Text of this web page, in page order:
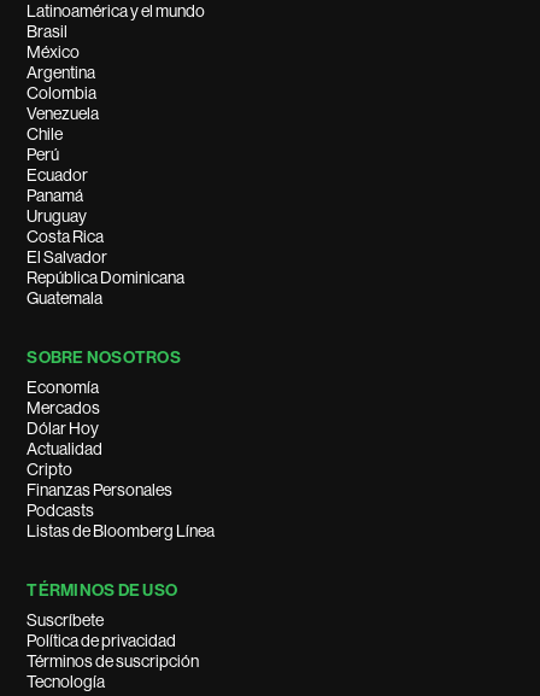
Latinoamérica y el mundo
Brasil
México
Argentina
Colombia
Venezuela
Chile
Perú
Ecuador
Panamá
Uruguay
Costa Rica
El Salvador
República Dominicana
Guatemala
SOBRE NOSOTROS
Economía
Mercados
Dólar Hoy
Actualidad
Cripto
Finanzas Personales
Podcasts
Listas de Bloomberg Línea
TÉRMINOS DE USO
Suscríbete
Política de privacidad
Términos de suscripción
Tecnología